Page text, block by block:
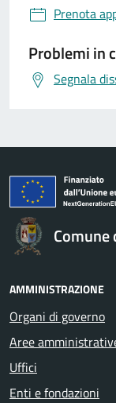
Prenota
Problemi in
Segnala
AMMINISTRAZIONE
Organi di governo
Aree
Uffici
Enti e fondazioni